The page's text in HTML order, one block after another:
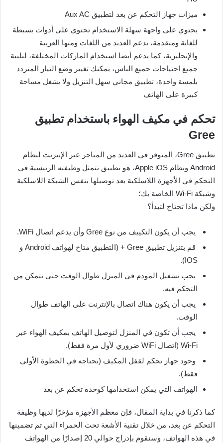
ميزات جهاز التحكم عن بعد لتطبيق Aux AC
يحتوي على واجهة سهلة الاستخدام تحتوي على أدوات بسيطة
للغاية ومتقدمة، يدعم العديد من اللغات ومنها العربية
والإنجليزية، كما يدعم أيضا استخدام الماركات المختلفة، لتلبية
جميع احتياجات جميع الناس، يمكنك تغيير وضع التيار المتردد
بلمسة واحدة، تطبيق مجاني سهل التنزيل ولا يشغل مساحة
كبيرة على الهاتف
تحكم في مكيف الهواء باستخدام تطبيق
Gree
تطبيق Gree، المتوفر في العديد من المتاجر عبر الإنترنت لنظام
Android ونظام Apple iOS، هو تطبيق تتمثل وظيفته الرئيسية في
التحكم في الأجهزة اللاسلكية بعد توصيلها بنفس الشبكة اللاسلكية
وشبكة Wi-Fi الخاصة بك؛
ولكن ماذا تحتاج لتبدأ؟
يجب أن يكون التكييف من نوع Gree وأن يدعم اتصال WiFi.
قم بتنزيل تطبيق Gree + (التطبيق متاح لهواتف Android و
IOS).
يجب تشغيل المودم في المنزل طوال الوقت حتى نتمكن من
التحكم فيه.
يجب أن يكون هناك اتصال بالإنترنت على الهاتف طوال
الوقت.
يجب أن تكون في المنزل لتوصيل الهاتف بمكيف الهواء عبر
Wi-Fi (اتصال WiFi ضروري لأول مرة فقط).
وجود جهاز تحكم لقفل المكيف (نحتاجه في الخطوة الأولى
فقط).
الهواتف التي يمكن استخدامها كوحدة تحكم عن بعد
كما ذكرنا في بداية المقال، فإن معظم الأجهزة مؤخرًا لديها وظيفة
التحكم عن بعد، من خلال تقنية الأشعة تحت الحمراء التي تم تضمينها
في هذه الهواتف، وسنقوم بإدراج حوالي 20 إصدارًا من الهواتف